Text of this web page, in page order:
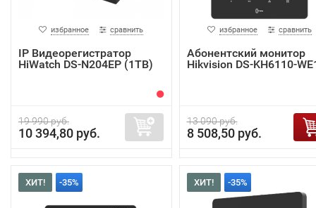
избранное сравнить
IP Видеорегистратор
HiWatch DS-N204EP (1TB)
19 990 руб.
10 394,80 руб.
избранное сравнить
Абонентский монитор
Hikvision DS-KH6110-
13 090 руб.
8 508,50 руб.
ХИТ! -35% ХИТ! -35%